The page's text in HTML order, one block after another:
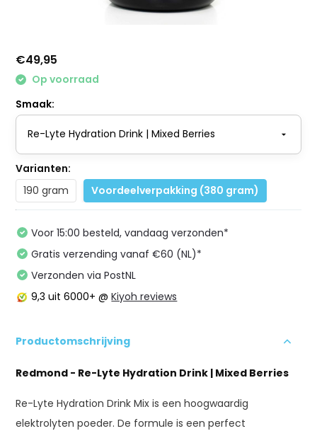
€49,95
Op voorraad
Smaak:
Varianten:
190 gram
Voordeelverpakking (380 gram)
Voor 15:00 besteld, vandaag verzonden*
Gratis verzending vanaf €60 (NL)*
Verzonden via PostNL
9,3 uit 6000+ @Kiyoh reviews
Productomschrijving
Redmond - Re-Lyte Hydration Drink | Mixed Berries
Re-Lyte Hydration Drink Mix is een hoogwaardig
elektrolyten poeder. De formule is een perfect